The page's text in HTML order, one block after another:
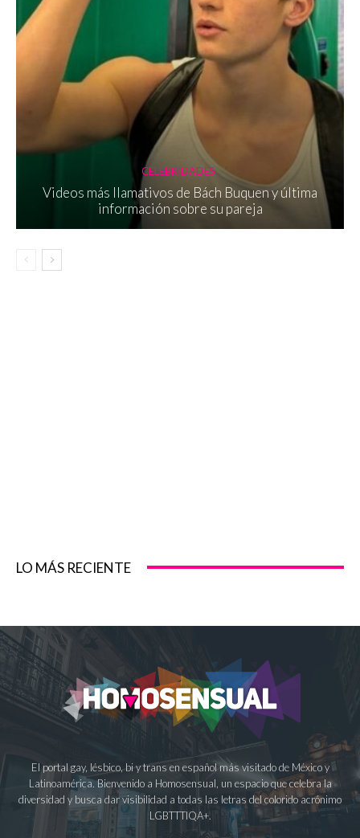
CELEBRIDADES
Videos más llamativos de Bách Buquen y última
información sobre su pareja
LO MÁS RECIENTE
El portal gay, lésbico, bi y trans en español más visitado de México y
Latinoamérica. Bienvenido a Homosensual, un espacio que celebra la
diversidad y busca dar visibilidad a todas las letras del colorido acrónimo
LGBTTTIQA+.